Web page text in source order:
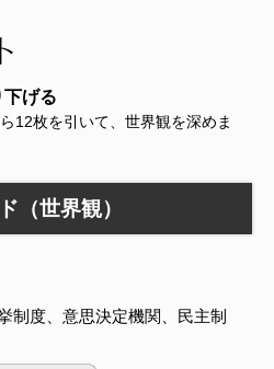
下げる
12枚を引いて、世界観を深めま
（世界観）
制度、意思決定機関、民主制